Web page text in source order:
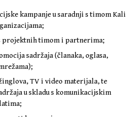
kampanje u saradnji s timom Kali
projektnih timom i partnerima;
sadržaja (članaka, oglasa,
TV i video materijala, te
u skladu s komunikacijskim